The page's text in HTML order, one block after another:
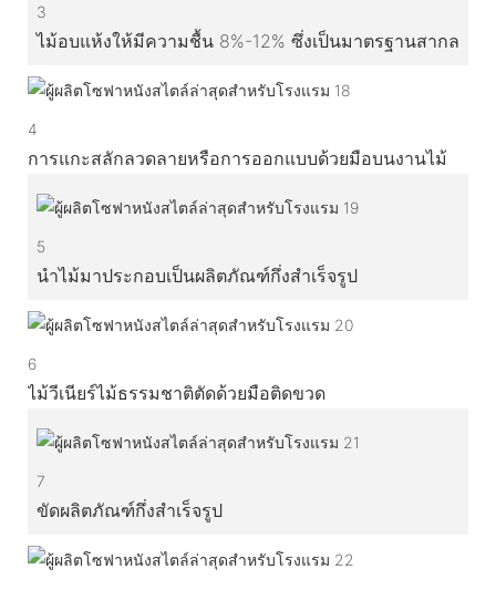
3
ไม้อบแห้งให้มีความชื้น 8%-12% ซึ่งเป็นมาตรฐานสากล
4
การแกะสลักลวดลายหรือการออกแบบด้วยมือบนงานไม้
5
นำไม้มาประกอบเป็นผลิตภัณฑ์กึ่งสำเร็จรูป
6
ไม้วีเนียร์ไม้ธรรมชาติตัดด้วยมือติดขวด
7
ขัดผลิตภัณฑ์กึ่งสำเร็จรูป